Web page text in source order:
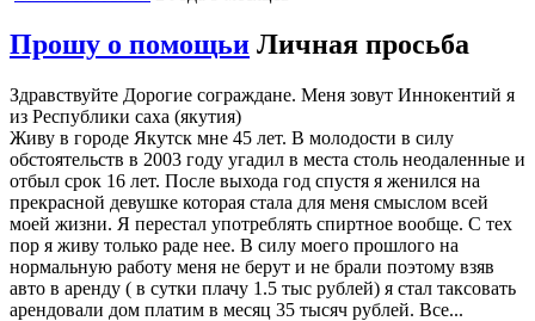
Прошу о помощьи Личная просьба
Здравствуйте Дорогие сограждане. Меня зовут Иннокентий я
из Республики саха (якутия)
Живу в городе Якутск мне 45 лет. В молодости в силу
обстоятельств в 2003 году угадил в места столь неодаленные и
отбыл срок 16 лет. После выхода год спустя я женился на
прекрасной девушке которая стала для меня смыслом всей
моей жизни. Я перестал употреблять спиртное вообще. С тех
пор я живу только раде нее. В силу моего прошлого на
нормальную работу меня не берут и не брали поэтому взяв
авто в аренду ( в сутки плачу 1.5 тыс рублей) я стал таксовать
арендовали дом платим в месяц 35 тысяч рублей. Все...